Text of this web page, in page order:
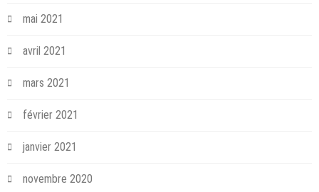
mai 2021
avril 2021
mars 2021
février 2021
janvier 2021
novembre 2020